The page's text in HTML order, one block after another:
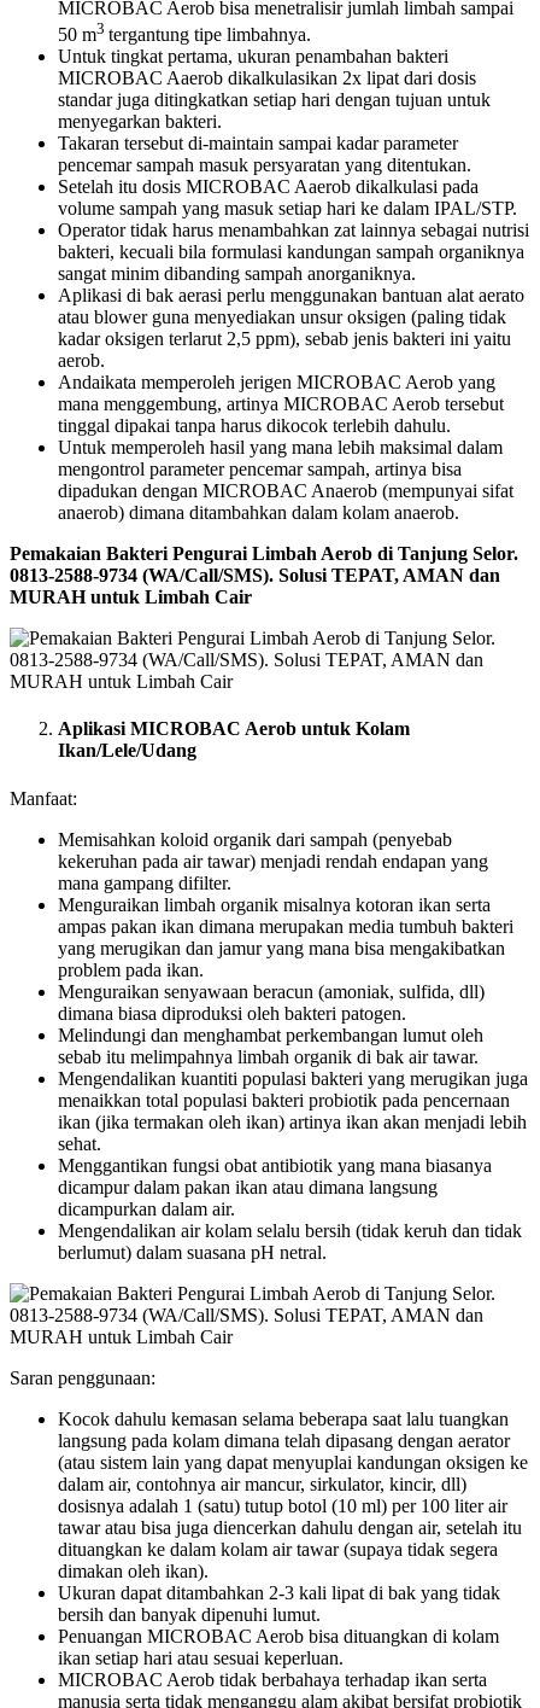
MICROBAC Aerob bisa menetralisir jumlah limbah sampai
50 m3 tergantung tipe limbahnya.
Untuk tingkat pertama, ukuran penambahan bakteri
MICROBAC Aaerob dikalkulasikan 2x lipat dari dosis
standar juga ditingkatkan setiap hari dengan tujuan untuk
menyegarkan bakteri.
Takaran tersebut di-maintain sampai kadar parameter
pencemar sampah masuk persyaratan yang ditentukan.
Setelah itu dosis MICROBAC Aaerob dikalkulasi pada
volume sampah yang masuk setiap hari ke dalam IPAL/STP.
Operator tidak harus menambahkan zat lainnya sebagai nutrisi
bakteri, kecuali bila formulasi kandungan sampah organiknya
sangat minim dibanding sampah anorganiknya.
Aplikasi di bak aerasi perlu menggunakan bantuan alat aerato
atau blower guna menyediakan unsur oksigen (paling tidak
kadar oksigen terlarut 2,5 ppm), sebab jenis bakteri ini yaitu
aerob.
Andaikata memperoleh jerigen MICROBAC Aerob yang
mana menggembung, artinya MICROBAC Aerob tersebut
tinggal dipakai tanpa harus dikocok terlebih dahulu.
Untuk memperoleh hasil yang mana lebih maksimal dalam
mengontrol parameter pencemar sampah, artinya bisa
dipadukan dengan MICROBAC Anaerob (mempunyai sifat
anaerob) dimana ditambahkan dalam kolam anaerob.
Pemakaian Bakteri Pengurai Limbah Aerob di Tanjung Selor.
0813-2588-9734 (WA/Call/SMS). Solusi TEPAT, AMAN dan
MURAH untuk Limbah Cair
Aplikasi MICROBAC Aerob untuk Kolam
Ikan/Lele/Udang
Manfaat:
Memisahkan koloid organik dari sampah (penyebab
kekeruhan pada air tawar) menjadi rendah endapan yang
mana gampang difilter.
Menguraikan limbah organik misalnya kotoran ikan serta
ampas pakan ikan dimana merupakan media tumbuh bakteri
yang merugikan dan jamur yang mana bisa mengakibatkan
problem pada ikan.
Menguraikan senyawaan beracun (amoniak, sulfida, dll)
dimana biasa diproduksi oleh bakteri patogen.
Melindungi dan menghambat perkembangan lumut oleh
sebab itu melimpahnya limbah organik di bak air tawar.
Mengendalikan kuantiti populasi bakteri yang merugikan juga
menaikkan total populasi bakteri probiotik pada pencernaan
ikan (jika termakan oleh ikan) artinya ikan akan menjadi lebih
sehat.
Menggantikan fungsi obat antibiotik yang mana biasanya
dicampur dalam pakan ikan atau dimana langsung
dicampurkan dalam air.
Mengendalikan air kolam selalu bersih (tidak keruh dan tidak
berlumut) dalam suasana pH netral.
Saran penggunaan:
Kocok dahulu kemasan selama beberapa saat lalu tuangkan
langsung pada kolam dimana telah dipasang dengan aerator
(atau sistem lain yang dapat menyuplai kandungan oksigen ke
dalam air, contohnya air mancur, sirkulator, kincir, dll)
dosisnya adalah 1 (satu) tutup botol (10 ml) per 100 liter air
tawar atau bisa juga diencerkan dahulu dengan air, setelah itu
dituangkan ke dalam kolam air tawar (supaya tidak segera
dimakan oleh ikan).
Ukuran dapat ditambahkan 2-3 kali lipat di bak yang tidak
bersih dan banyak dipenuhi lumut.
Penuangan MICROBAC Aerob bisa dituangkan di kolam
ikan setiap hari atau sesuai keperluan.
MICROBAC Aerob tidak berbahaya terhadap ikan serta
manusia serta tidak menganggu alam akibat bersifat probiotik